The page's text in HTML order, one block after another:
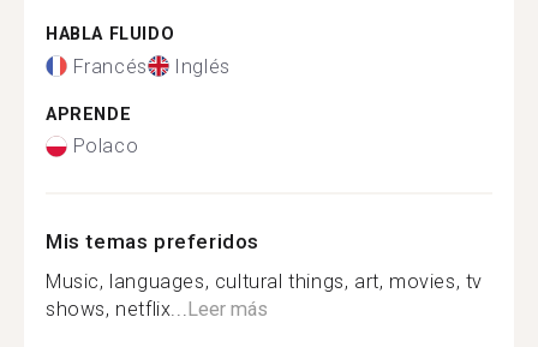
HABLA FLUIDO
Francés Inglés
APRENDE
Polaco
Mis temas preferidos
Music, languages, cultural things, art, movies, tv
shows, netflix...Leer más